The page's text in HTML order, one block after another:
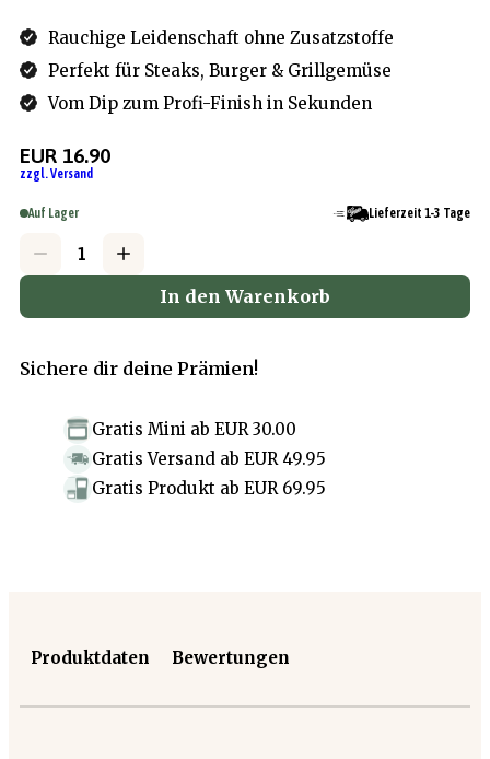
Rauchige Leidenschaft ohne Zusatzstoffe
Perfekt für Steaks, Burger & Grillgemüse
Vom Dip zum Profi-Finish in Sekunden
EUR 16.90
zzgl. Versand
Auf Lager Lieferzeit 1-3 Tage
In den Warenkorb
Sichere dir deine Prämien!
Gratis Mini ab EUR 30.00
Gratis Versand ab EUR 49.95
Gratis Produkt ab EUR 69.95
Produktdaten Bewertungen